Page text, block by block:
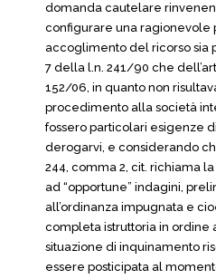
domanda cautelare
configurare una ragionevole
accoglimento del ricorso sia
7 della l.n. 241/90 che
152/06, in quanto non
procedimento alla società
fossero particolari esigenze
derogarvi, e considerando
244, comma 2, cit. richiama
ad “opportune” indagini,
all’ordinanza impugnata e
completa istruttoria in
situazione di inquinamento
essere posticipata al